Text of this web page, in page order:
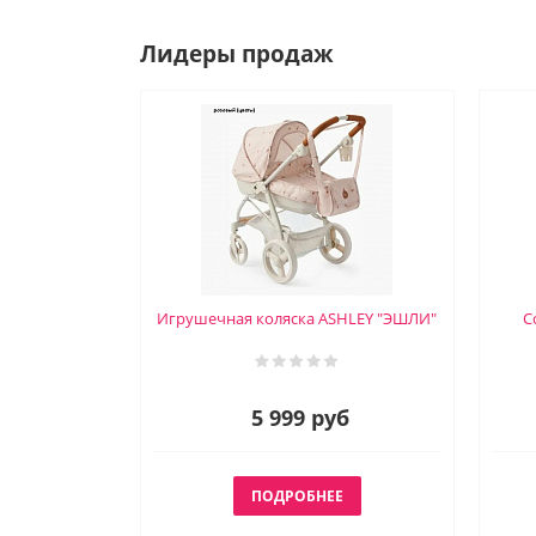
Лидеры продаж
Игрушечная коляска ASHLEY "ЭШЛИ"
5 999 руб
ПОДРОБНЕЕ